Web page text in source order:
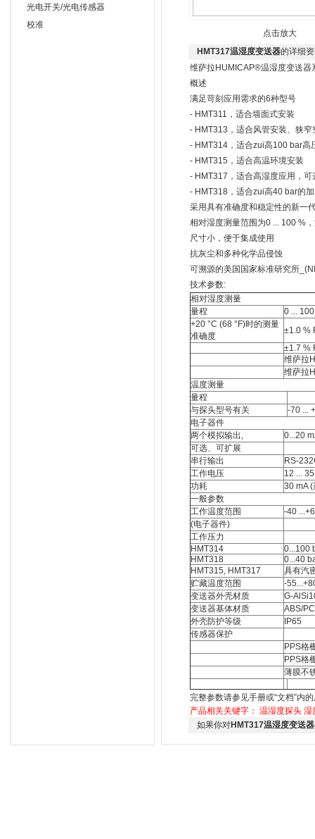
光电开关/光电传感器
校准
点击放大
HMT317温湿度变送器的详细
维萨拉HUMICAP®温湿度变送器
概述
满足苛刻应用需求的6种型号
- HMT311，适合墙面式安装
- HMT313，适合风管安装、狭窄
- HMT314，适合zui高100 bar高
- HMT315，适合高温环境安装
- HMT317，适合高湿度应用，可
- HMT318，适合zui高40 bar的
采用具有准确度和稳定性的新一
相对湿度测量范围为0 ... 100 %
尺寸小，便于集成使用
抗灰尘和多种化学品侵蚀
可溯源的美国国家标准研究所
技术参数:
相对湿度测量
量程
0 ...
+20 °C (68 °F)时的测量
准确度
±1.0 %
±1.7 %
维萨拉
维萨拉
温度测量
量程
与探头型号有关
-70 ...
电子器件
两个模拟输出,
0...20
可选、可扩展
串行输出
RS-
工作电压
12 ...
功耗
30 mA
一般参数
工作温度范围
-40
(电子器件)
工作压力
HMT314
0...100
HMT318
0...40
HMT315, HMT317
具有汽
贮藏温度范围
-
变送器外壳材质
G-
变送器基体材质
ABS/PC
外壳防护等级
IP65
传感器保护
PPS格
PPS格
薄膜不
完整参数请参见手册或“文档”内
产品相关关键字： 温湿度探头 湿
如果你对HMT317温湿度变送器